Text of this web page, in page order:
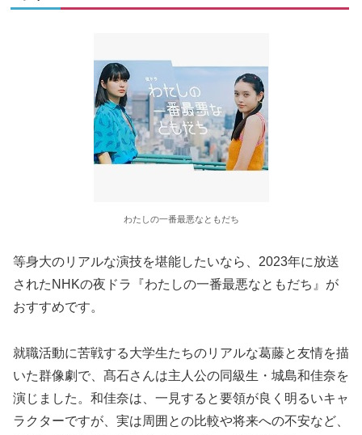
わたしの一番最悪なともだち
等身大のリアルな演技を堪能したいなら、2023年に放送
されたNHKの夜ドラ『わたしの一番最悪なともだち』が
おすすめです。
就職活動に苦戦する大学生たちのリアルな葛藤と友情を描
いた群像劇で、髙石さんは主人公の同級生・城島和佳奈を
演じました。和佳奈は、一見すると要領が良く明るいキャ
ラクターですが、実は周囲との比較や将来への不安など、